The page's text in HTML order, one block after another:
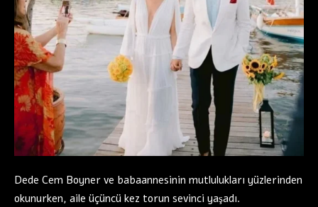
Dede Cem Boyner ve babaannesinin mutlulukları yüzlerinden
okunurken, aile üçüncü kez torun sevinci yaşadı.